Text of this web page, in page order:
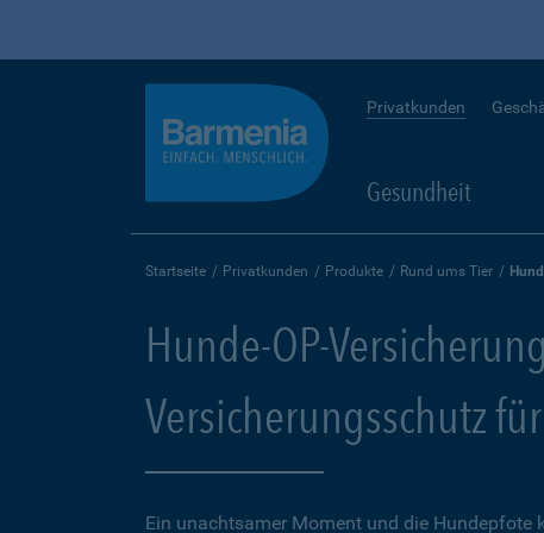
Privatkunden
Gesundheit
Startseite Privatkunden Produkte Rund ums Tier
Hunde-OP-
Versicherungsschutz
Ein unachtsamer Moment und die